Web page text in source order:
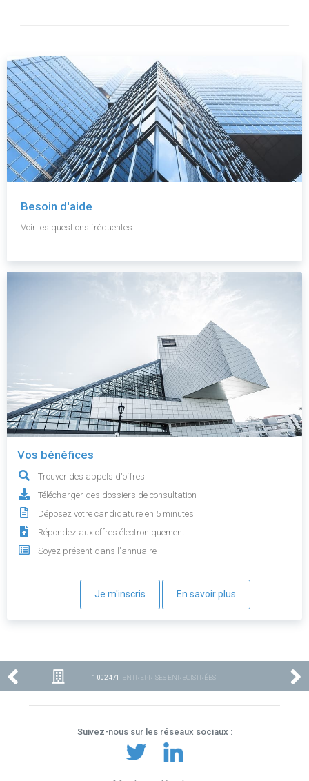
Besoin d'aide
Voir les questions fréquentes.
Vos bénéfices
Trouver des appels d'offres
Télécharger des dossiers de consultation
Déposez votre candidature en 5 minutes
Répondez aux offres électroniquement
Soyez présent dans l'annuaire
Je m'inscris En savoir plus
1 002 471 ENTREPRISES ENREGISTRÉES
Suivez-nous sur les réseaux sociaux :